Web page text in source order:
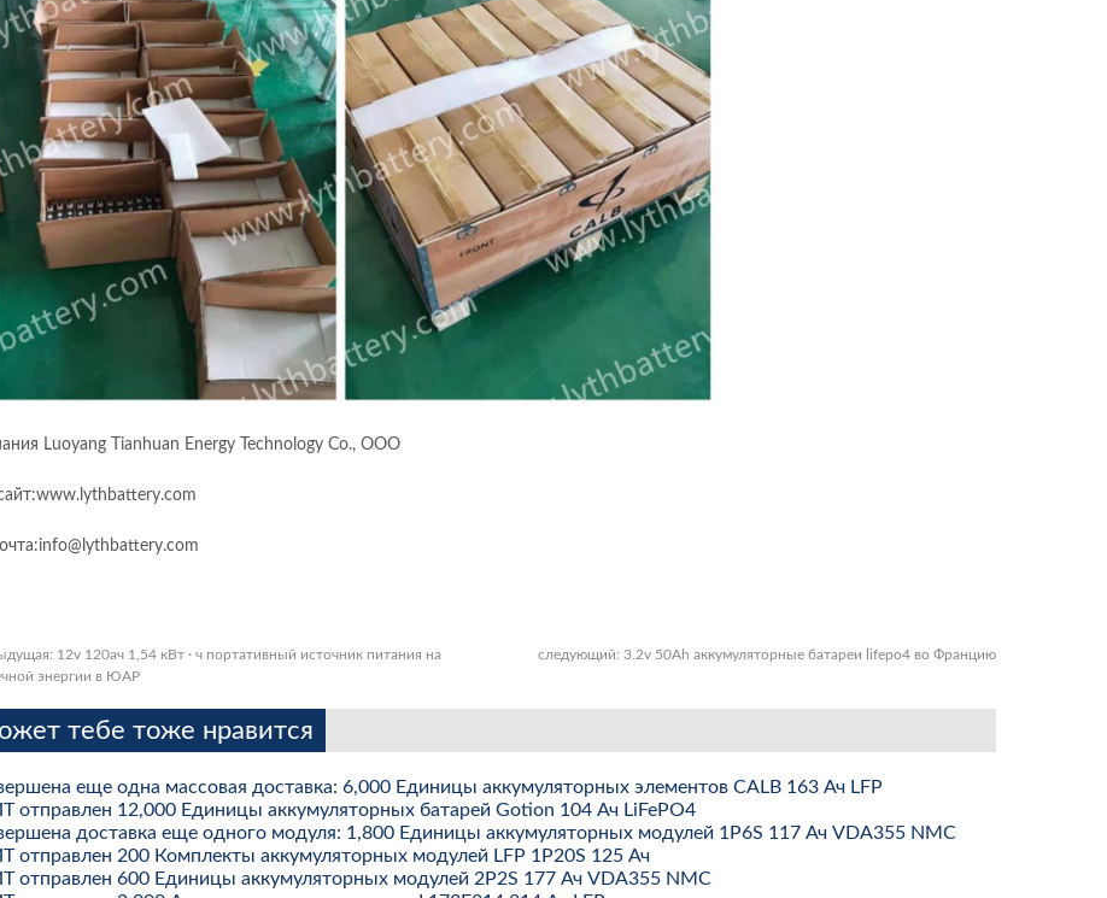
Luoyang Tianhuan Energy Technology Co., ООО
12v 120ач 1,54 кВт · ч портативный источник питания на
энергии в ЮАР
следующий: 3.2v 50Ah аккумуляторные батареи lifepo4 во Францию
тебе тоже нравится
еще одна массовая доставка: 6,000 Единицы аккумуляторных элементов CALB 163 Ач LFP
отправлен 12,000 Единицы аккумуляторных батарей Gotion 104 Ач LiFePO4
доставка еще одного модуля: 1,800 Единицы аккумуляторных модулей 1P6S 117 Ач VDA355 NMC
отправлен 200 Комплекты аккумуляторных модулей LFP 1P20S 125 Ач
отправлен 600 Единицы аккумуляторных модулей 2P2S 177 Ач VDA355 NMC